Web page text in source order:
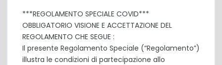
***REGOLAMENTO SPECIALE COVID***
OBBLIGATORIO VISIONE E ACCETTAZIONE DEL
REGOLAMENTO CHE SEGUE :
Il presente Regolamento Speciale (“Regolamento”)
illustra le condizioni di partecipazione allo